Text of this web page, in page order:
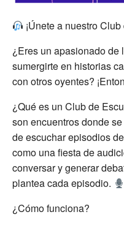
¡Únete a nuestro
¿Eres un apasionado de
sumergirte en historias
con otros oyentes?
¿Qué es un Club de
son encuentros donde
de escuchar episodios
como una fiesta de
conversar y generar
plantea cada episodio.
¿Cómo funciona?